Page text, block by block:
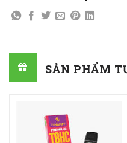
SẢN PHẨM